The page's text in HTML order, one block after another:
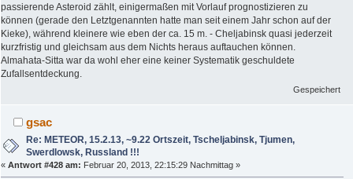
passierende Asteroid zählt, einigermaßen mit Vorlauf prognostizieren zu
können (gerade den Letztgenannten hatte man seit einem Jahr schon auf der
Kieke), während kleinere wie eben der ca. 15 m. - Cheljabinsk quasi jederzeit
kurzfristig und gleichsam aus dem Nichts heraus auftauchen können.
Almahata-Sitta war da wohl eher eine keiner Systematik geschuldete
Zufallsentdeckung.
Gespeichert
gsac
Re: METEOR, 15.2.13, ~9.22 Ortszeit, Tscheljabinsk, Tjumen,
Swerdlowsk, Russland !!!
« Antwort #428 am: Februar 20, 2013, 22:15:29 Nachmittag »